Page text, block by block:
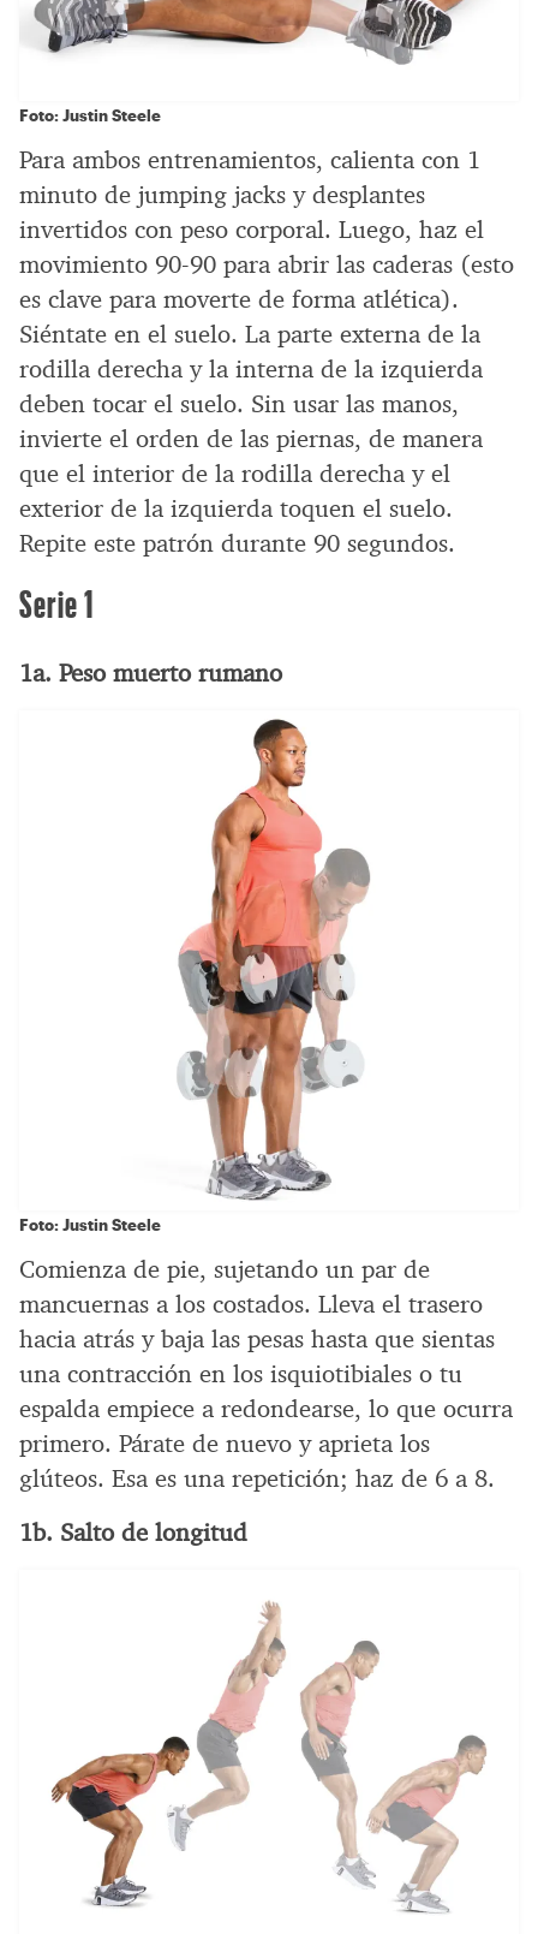
Foto: Justin Steele
Para ambos entrenamientos, calienta con 1
minuto de jumping jacks y desplantes
invertidos con peso corporal. Luego, haz el
movimiento 90-90 para abrir las caderas (esto
es clave para moverte de forma atlética).
Siéntate en el suelo. La parte externa de la
rodilla derecha y la interna de la izquierda
deben tocar el suelo. Sin usar las manos,
invierte el orden de las piernas, de manera
que el interior de la rodilla derecha y el
exterior de la izquierda toquen el suelo.
Repite este patrón durante 90 segundos.
Serie 1
1a. Peso muerto rumano
Foto: Justin Steele
Comienza de pie, sujetando un par de
mancuernas a los costados. Lleva el trasero
hacia atrás y baja las pesas hasta que sientas
una contracción en los isquiotibiales o tu
espalda empiece a redondearse, lo que ocurra
primero. Párate de nuevo y aprieta los
glúteos. Esa es una repetición; haz de 6 a 8.
1b. Salto de longitud